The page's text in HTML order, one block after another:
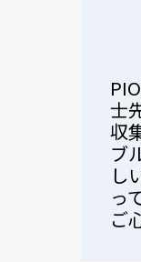
士
収
ブ
し
っ
ご